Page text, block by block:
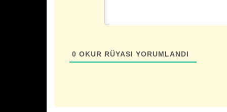
0 OKUR RÜYASI YORUMLANDI